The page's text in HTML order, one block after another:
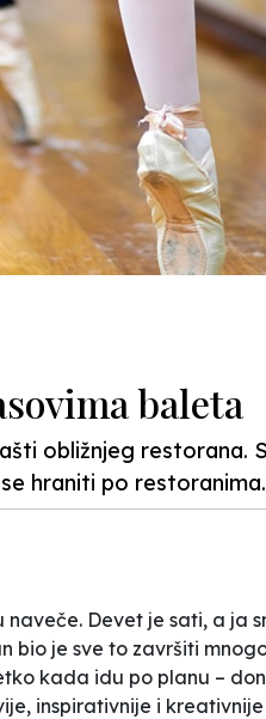
baleta
obližnjeg restorana.
hraniti po restoranima.
Devet je sati, a ja
bio je sve to završiti
kada idu po planu –
inspirativnije i